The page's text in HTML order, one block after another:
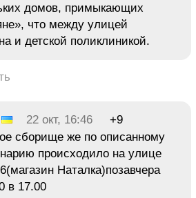
домов, примыкающих
что между улицей
и детской поликлиникой.
22 окт, 16:46
+9
сборище же по описанному
происходило на улице
Наталка)позавчера
в 17.00